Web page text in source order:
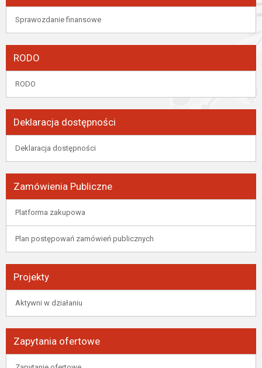
Sprawozdanie finansowe
RODO
RODO
Deklaracja dostępności
Deklaracja dostępności
Zamówienia Publiczne
Platforma zakupowa
Plan postępowań zamówień publicznych
Projekty
Aktywni w działaniu
Zapytania ofertowe